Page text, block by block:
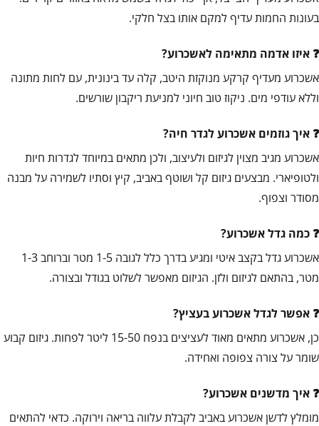
בעונות החמות עדיף למקם אותו בצל חלקי.
איזו אדמה מתאימה לאשכרוע?
אשכרוע מעדיף קרקע מנוקזת היטב, קלה עד בינונית, עם לחות מתונה
וללא עודפי מים. ניקוז טוב חיוני למניעת ריקבון שורשים.
איך גוזמים אשכרוע לגדר חיה?
אשכרוע מגיב מצוין לגיזום ולעיצוב, ולכן מתאים במיוחד לגדרות חיות
ולטופיארי. מבצעים גיזום קל ושוטף באביב, קיץ וסתיו לשמירה על מבנה
מסודר וצפוף.
כמה גדל אשכרוע?
אשכרוע גדל בקצב איטי ומגיע בדרך כלל לגובה 1-5 מטר וברוחב 1-3
מטר, בהתאם לגיזום ולזן. הגיזום מאפשר לשלוט בגודל ובצורה.
אפשר לגדל אשכרוע בעציץ?
כן, אשכרוע מתאים מאוד לעציצים בנפח 15-50 ליטר לפחות. גיזום קבוע
שומר על צורה צפופה ואחידה.
איך מדשנים אשכרוע?
מומלץ לדשן אשכרוע באביב לקבלת עלווה בריאה וירוקה. כדאי להתאים